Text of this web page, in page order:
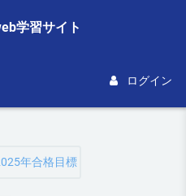
学習サイト
ログイン
年合格目標